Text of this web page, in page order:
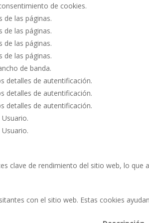
de cookies.
de las páginas.
de las páginas.
de las páginas.
de las páginas.
de banda.
detalles de autentificación.
detalles de autentificación.
detalles de autentificación.
clave de rendimiento del sitio web, lo
con el sitio web. Estas cookies